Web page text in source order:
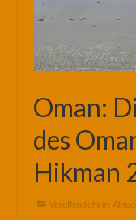
Oman:
des
Hikman
Veröffentlicht in: